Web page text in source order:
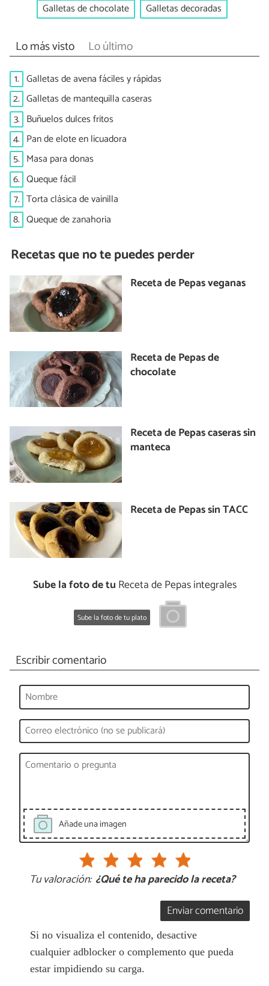
Galletas de chocolate
Galletas decoradas
Lo más visto Lo último
1. Galletas de avena fáciles y rápidas
2. Galletas de mantequilla caseras
3. Buñuelos dulces fritos
4. Pan de elote en licuadora
5. Masa para donas
6. Queque fácil
7. Torta clásica de vainilla
8. Queque de zanahoria
Recetas que no te puedes perder
Receta de Pepas veganas
Receta de Pepas de
chocolate
Receta de Pepas caseras sin
manteca
Receta de Pepas sin TACC
Sube la foto de tu Receta de Pepas integrales
Sube la foto de tu plato
Escribir comentario
Añade una imagen
Tu valoración: ¿Qué te ha parecido la receta?
Enviar comentario
Si no visualiza el contenido, desactive
cualquier adblocker o complemento que pueda
estar impidiendo su carga.